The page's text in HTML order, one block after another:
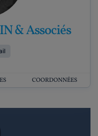
& Associés
COORDONNÉES